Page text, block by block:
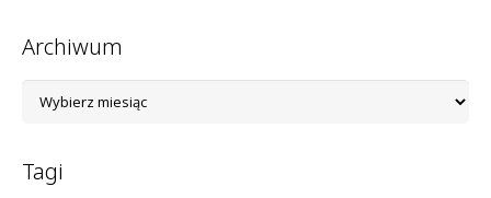
Archiwum
Tagi